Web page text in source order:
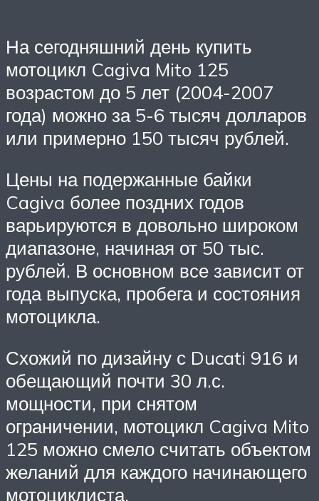
На сегодняшний день купить
мотоцикл Cagiva Mito 125
возрастом до 5 лет (2004-2007
года) можно за 5-6 тысяч долларов
или примерно 150 тысяч рублей.
Цены на подержанные байки
Cagiva более поздних годов
варьируются в довольно широком
диапазоне, начиная от 50 тыс.
рублей. В основном все зависит от
года выпуска, пробега и состояния
мотоцикла.
Схожий по дизайну с Ducati 916 и
обещающий почти 30 л.с.
мощности, при снятом
ограничении, мотоцикл Cagiva Mito
125 можно смело считать объектом
желаний для каждого начинающего
мотоциклиста.